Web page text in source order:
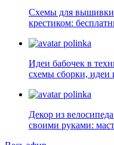
Схемы для вышивки
крестиком:
polinka
Идеи бабочек в
схемы сборки, идеи
polinka
Декор из
своими руками: